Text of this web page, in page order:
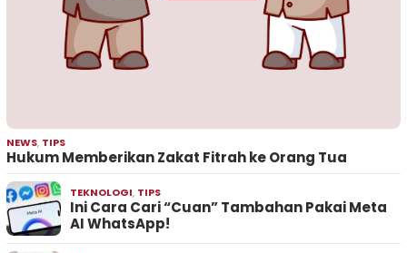
NEWS, TIPS
Hukum Memberikan Zakat Fitrah ke Orang Tua
TEKNOLOGI, TIPS
Ini Cara Cari “Cuan” Tambahan Pakai Meta
AI WhatsApp!